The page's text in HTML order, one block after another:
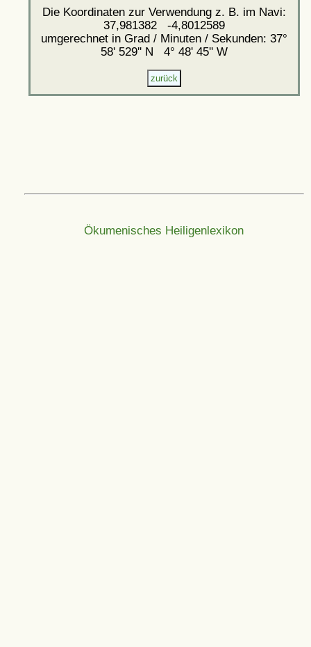
Die Koordinaten zur Verwendung z. B. im Navi:
37,981382 -4,8012589
umgerechnet in Grad / Minuten / Sekunden: 37°
58' 529'' N 4° 48' 45'' W
Ökumenisches Heiligenlexikon